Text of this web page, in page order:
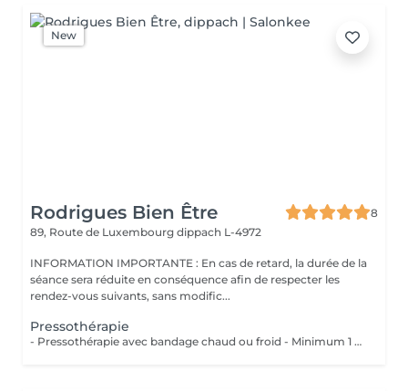
New
Rodrigues Bien Être
8
89, Route de Luxembourg dippach L-4972
INFORMATION IMPORTANTE : En cas de retard, la durée de la
séance sera réduite en conséquence afin de respecter les
rendez-vous suivants, sans modific...
Pressothérapie
- Pressothérapie avec bandage chaud ou froid - Minimum 1 séance par semaine Bienfaits : - Stimule la circulation sanguine et lymphatique - Réduit la rétention d'eau et les gonflements - Soulage les jambes lourdes et fatiguées - Aide à diminuer l'apparence de la cellulite - Favorise la récupération après une chirurgie esthétique - Améliore le confort despersonnes souffrant de lipdème